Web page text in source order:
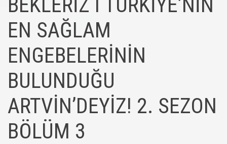
EN SAĞLAM
ENGEBELERİNİN
BULUNDUĞU
ARTVİN’DEYİZ! 2. SEZON
BÖLÜM 3